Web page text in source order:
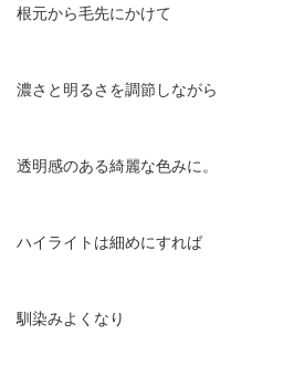
根元から毛先にかけて
濃さと明るさを調節しながら
透明感のある綺麗な色みに。
ハイライトは細めにすれば
馴染みよくなり